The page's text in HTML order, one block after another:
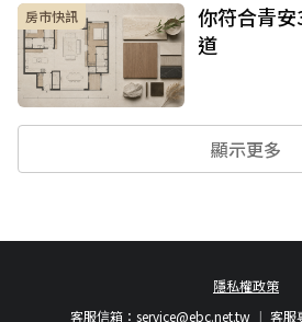
房市快訊
你符合青
道
顯示更多
隱私權政策
客服
客服信箱： service@ebc.net.tw